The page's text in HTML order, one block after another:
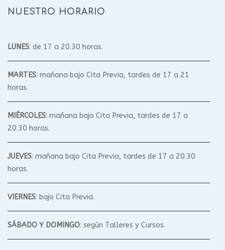
NUESTRO HORARIO
LUNES: de 17 a 20.30 horas.
MARTES: mañana bajo Cita Previa, tardes de 17 a 21
horas.
MIÉRCOLES: mañana bajo Cita Previa, tardes de 17 a
20.30 horas.
JUEVES: mañana bajo Cita Previa, tardes de 17 a 20.30
horas.
VIERNES: bajo Cita Previa.
SÁBADO Y DOMINGO: según Talleres y Cursos.